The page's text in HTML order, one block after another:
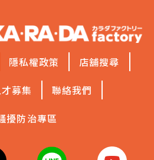
隱私權政策
店舖搜尋
募集
聯絡我們
擾防治專區